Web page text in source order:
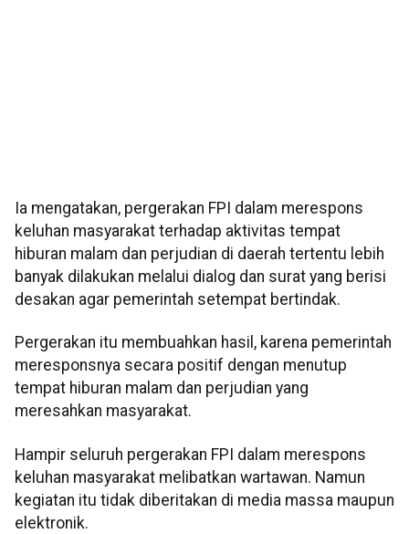
Ia mengatakan, pergerakan FPI dalam merespons
keluhan masyarakat terhadap aktivitas tempat
hiburan malam dan perjudian di daerah tertentu lebih
banyak dilakukan melalui dialog dan surat yang berisi
desakan agar pemerintah setempat bertindak.
Pergerakan itu membuahkan hasil, karena pemerintah
meresponsnya secara positif dengan menutup
tempat hiburan malam dan perjudian yang
meresahkan masyarakat.
Hampir seluruh pergerakan FPI dalam merespons
keluhan masyarakat melibatkan wartawan. Namun
kegiatan itu tidak diberitakan di media massa maupun
elektronik.